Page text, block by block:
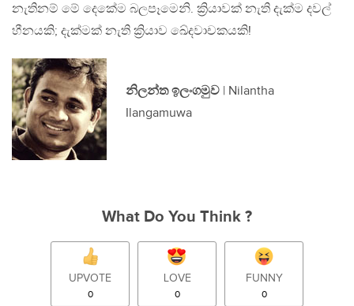
නැතිනම් මේ දෙකේම බලපෑමෙනි. ක්‍රියාවක් නැති දැක්ම දවල්
හීනයකි; දැක්මක් නැති ක්‍රියාව ඛේදවාචකයකි!
නිලන්ත ඉලංගමුව | Nilantha
Ilangamuwa
What Do You Think ?
UPVOTE
0
LOVE
0
FUNNY
0